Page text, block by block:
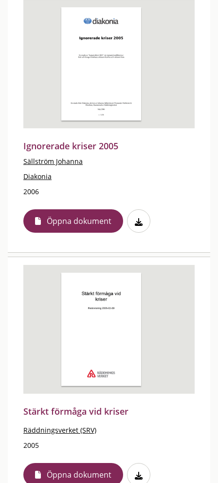
Ignorerade kriser 2005
Sällström Johanna
Diakonia
2006
Öppna dokument
Stärkt förmåga vid kriser
Räddningsverket (SRV)
2005
Öppna dokument